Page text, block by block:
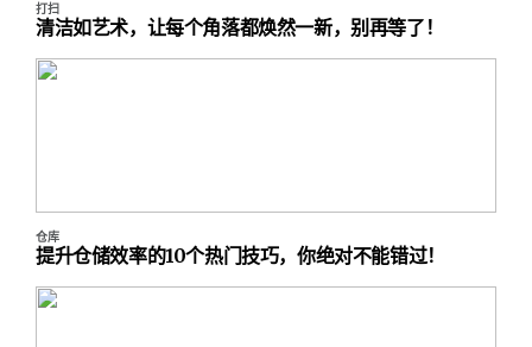
清洁如艺术，让每个角落都焕然一新，别再等了！
打扫
提升仓储效率的10个热门技巧，你绝对不能错过！
仓库